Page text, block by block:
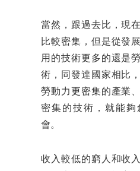
當然，跟過去比，現
比較密集，但是從發
用的技術更多的還是
術，同發達國家相比
勞動力更密集的產業
密集的技術，就能
會。
收入較低的窮人和收